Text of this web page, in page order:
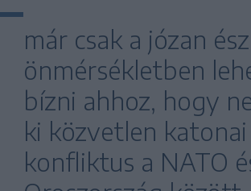
már csak a józan
önmérsékletben
bízni ahhoz, hogy
ki közvetlen katonai
konfliktus a NATO